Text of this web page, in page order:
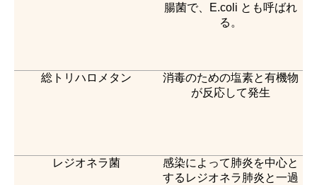
腸菌で、E.coli とも呼ばれ
る。
総トリハロメタン
消毒のための塩素と有機物
が反応して発生
レジオネラ菌
感染によって肺炎を中心と
するレジオネラ肺炎と一過